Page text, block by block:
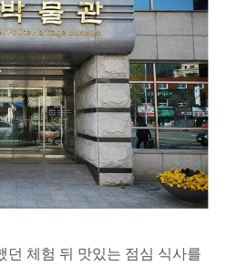
던 체험 뒤 맛있는 점심 식사를